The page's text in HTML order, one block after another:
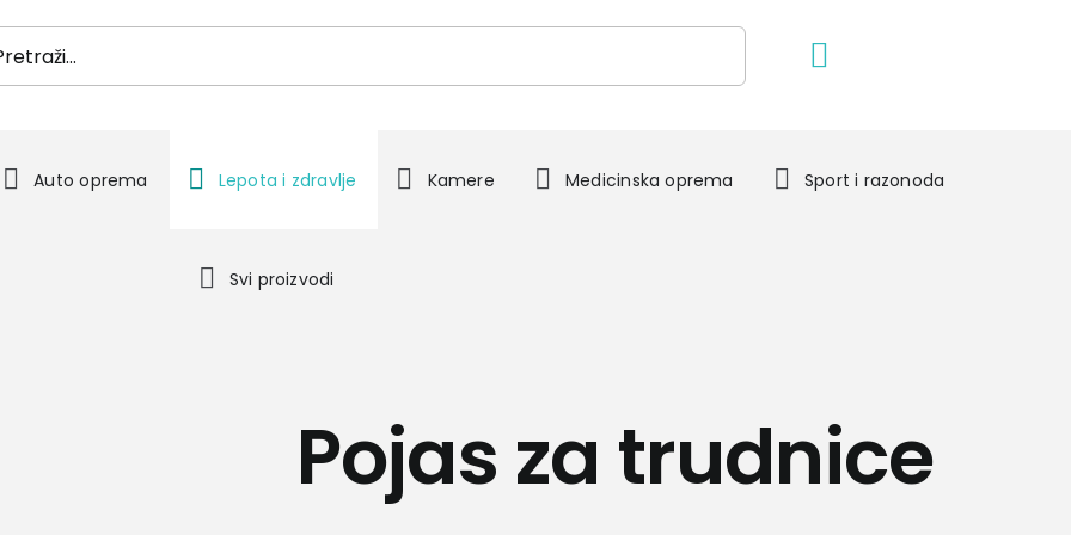
Auto oprema Lepota i zdravlje Kamere Medicinska oprema Sport i razonoda
Svi proizvodi
Pojas za trudnice